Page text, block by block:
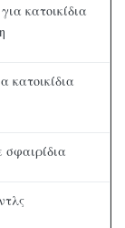
κατοικίδια
κατοικίδια